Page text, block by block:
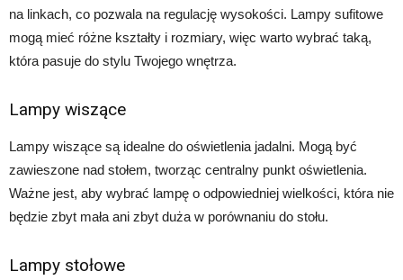
na linkach, co pozwala na regulację wysokości. Lampy sufitowe
mogą mieć różne kształty i rozmiary, więc warto wybrać taką,
która pasuje do stylu Twojego wnętrza.
Lampy wiszące
Lampy wiszące są idealne do oświetlenia jadalni. Mogą być
zawieszone nad stołem, tworząc centralny punkt oświetlenia.
Ważne jest, aby wybrać lampę o odpowiedniej wielkości, która nie
będzie zbyt mała ani zbyt duża w porównaniu do stołu.
Lampy stołowe